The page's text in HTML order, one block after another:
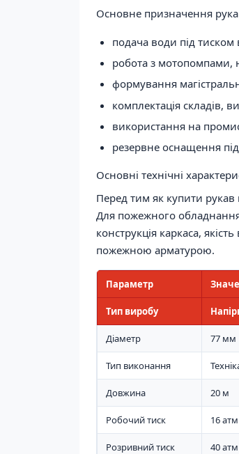
Основне призначення
подача води під
робота з мотопомпами,
формування
комплектація складів,
використання на
резервне оснащення
Основні технічні
Перед тим як купити
Для пожежного
конструкція каркаса,
пожежною арматурою.
Параметр
Тип виробу
Діаметр 77 мм
Тип виконання
Довжина 20 м
Робочий тиск 16
Розривний тиск 40 атм